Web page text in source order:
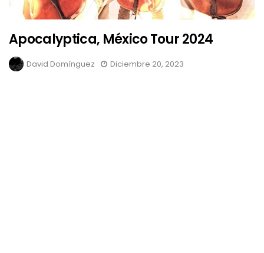
Apocalyptica, México Tour 2024
David Domínguez Diciembre 20, 2023